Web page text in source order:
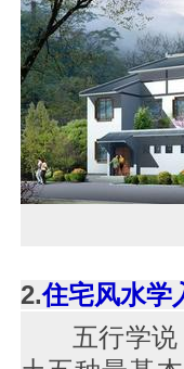
2.住宅风水学
五行学说，